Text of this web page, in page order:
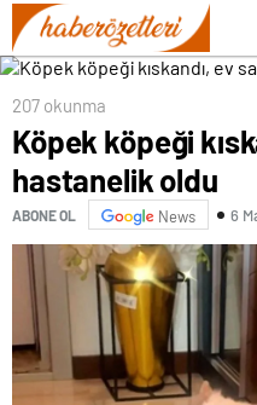
207 okunma
Köpek köpeği
hastanelik oldu
ABONE OL News 6